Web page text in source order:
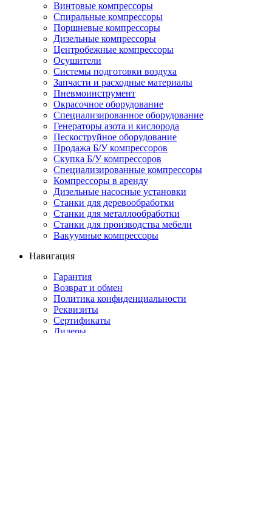
Винтовые компрессоры
Спиральные компрессоры
Поршневые компрессоры
Дизельные компрессоры
Центробежные компрессоры
Осушители
Системы подготовки воздуха
Запчасти и расходные материалы
Пневмоинструмент
Окрасочное оборудование
Специализированное оборудование
Генераторы азота и кислорода
Пескоструйное оборудование
Продажа Б/У компрессоров
Скупка Б/У компрессоров
Специализированные компрессоры
Компрессоры в аренду
Дизельные насосные установки
Станки для деревообработки
Станки для металлообработки
Станки для производства мебели
Вакуумные компрессоры
Навигация
Гарантия
Возврат и обмен
Политика конфиденциальности
Реквизиты
Сертификаты
Дилеры